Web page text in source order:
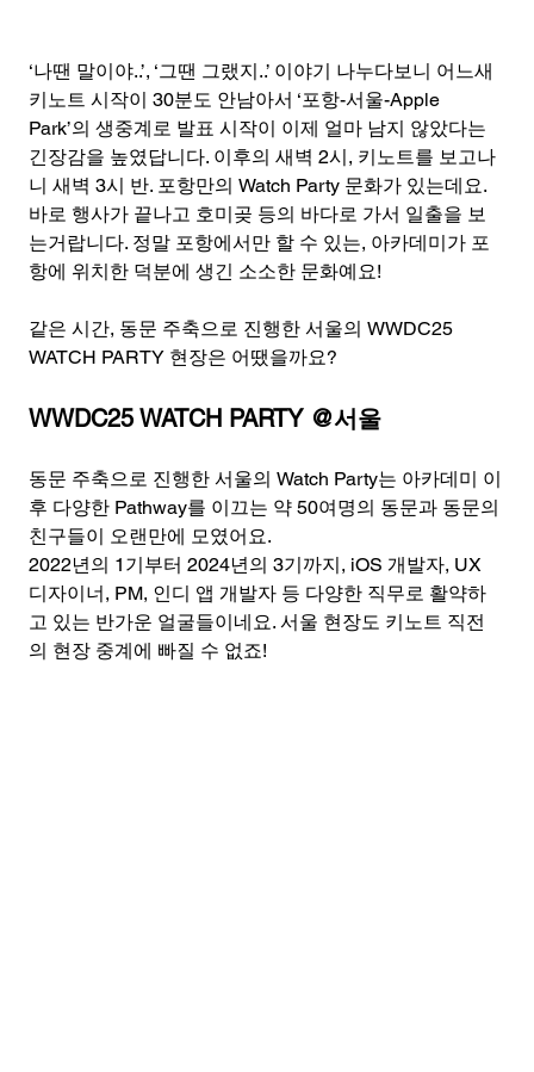
‘나땐 말이야..’, ‘그땐 그랬지..’ 이야기 나누다보니 어느새
키노트 시작이 30분도 안남아서 ‘포항-서울-Apple
Park’의 생중계로 발표 시작이 이제 얼마 남지 않았다는
긴장감을 높였답니다. 이후의 새벽 2시, 키노트를 보고나
니 새벽 3시 반. 포항만의 Watch Party 문화가 있는데요.
바로 행사가 끝나고 호미곶 등의 바다로 가서 일출을 보
는거랍니다. 정말 포항에서만 할 수 있는, 아카데미가 포
항에 위치한 덕분에 생긴 소소한 문화예요!
같은 시간, 동문 주축으로 진행한 서울의 WWDC25
WATCH PARTY 현장은 어땠을까요?
WWDC25 WATCH PARTY @서울
동문 주축으로 진행한 서울의 Watch Party는 아카데미 이
후 다양한 Pathway를 이끄는 약 50여명의 동문과 동문의
친구들이 오랜만에 모였어요.
2022년의 1기부터 2024년의 3기까지, iOS 개발자, UX
디자이너, PM, 인디 앱 개발자 등 다양한 직무로 활약하
고 있는 반가운 얼굴들이네요. 서울 현장도 키노트 직전
의 현장 중계에 빠질 수 없죠!